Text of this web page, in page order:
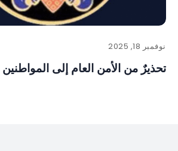
نوفمبر 18, 2025
تحذيرٌ من الأمن العام إلى المواطنين